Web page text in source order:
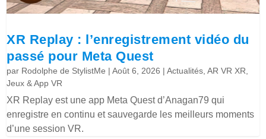
XR Replay : l’enregistrement vidéo du
passé pour Meta Quest
par Rodolphe de StylistMe |Août 6, 2026 |Actualités ,AR VR XR
Jeux & App VR
XR Replay est une app Meta Quest d’Anagan79 qui
enregistre en continu et sauvegarde les meilleurs moments
d’une session VR.